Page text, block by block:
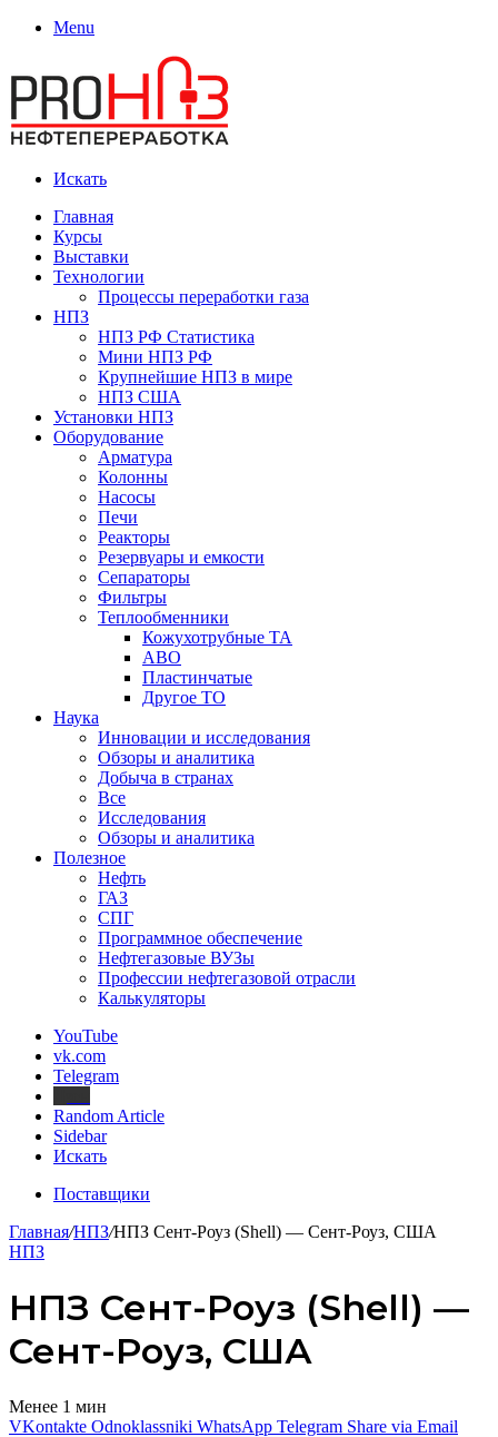
Menu
Искать
Главная
Курсы
Выставки
Технологии
Процессы переработки газа
НПЗ
НПЗ РФ Статистика
Мини НПЗ РФ
Крупнейшие НПЗ в мире
НПЗ США
Установки НПЗ
Оборудование
Арматура
Колонны
Насосы
Печи
Реакторы
Резервуары и емкости
Сепараторы
Фильтры
Теплообменники
Кожухотрубные ТА
АВО
Пластинчатые
Другое ТО
Наука
Инновации и исследования
Обзоры и аналитика
Добыча в странах
Все
Исследования
Обзоры и аналитика
Полезное
Нефть
ГАЗ
СПГ
Программное обеспечение
Нефтегазовые ВУЗы
Профессии нефтегазовой отрасли
Калькуляторы
YouTube
vk.com
Telegram
Random Article
Sidebar
Искать
Поставщики
Главная/НПЗ/НПЗ Сент-Роуз (Shell) — Сент-Роуз, США
НПЗ
НПЗ Сент-Роуз (Shell) —
Сент-Роуз, США
Менее 1 мин
VKontakte Odnoklassniki WhatsApp Telegram Share via Email